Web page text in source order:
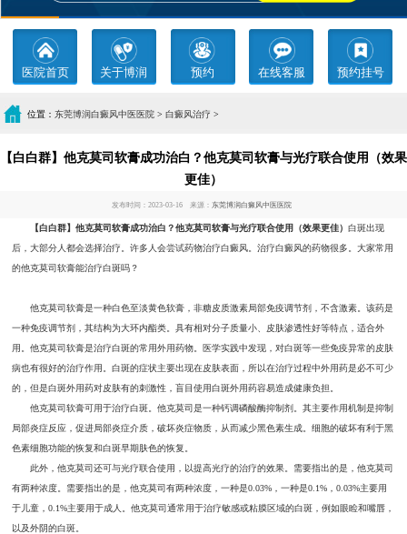
医院首页 关于博润 预约 在线客服 预约挂号
位置： 东莞博润白癜风中医医院 > 白癜风治疗 >
【白白群】他克莫司软膏成功治白？他克莫司软膏与光疗联合使用（效果
更佳）
发布时间：2023-03-16 来源： 东莞博润白癜风中医医院
【白白群】他克莫司软膏成功治白？他克莫司软膏与光疗联合使用（效果更佳）白斑出现
后，大部分人都会选择治疗。许多人会尝试药物治疗白癜风。治疗白癜风的药物很多。大家常用
的他克莫司软膏能治疗白斑吗？
他克莫司软膏是一种白色至淡黄色软膏，非糖皮质激素局部免疫调节剂，不含激素。该药是
一种免疫调节剂，其结构为大环内酯类。具有相对分子质量小、皮肤渗透性好等特点，适合外
用。他克莫司软膏是治疗白斑的常用外用药物。医学实践中发现，对白斑等一些免疫异常的皮肤
病也有很好的治疗作用。白斑的症状主要出现在皮肤表面，所以在治疗过程中外用药是必不可少
的，但是白斑外用药对皮肤有的刺激性，盲目使用白斑外用药容易造成健康负担。
他克莫司软膏可用于治疗白斑。他克莫司是一种钙调磷酸酶抑制剂。其主要作用机制是抑制
局部炎症反应，促进局部炎症介质，破坏炎症物质，从而减少黑色素生成。细胞的破坏有利于黑
色素细胞功能的恢复和白斑早期肤色的恢复。
此外，他克莫司还可与光疗联合使用，以提高光疗的治疗的效果。需要指出的是，他克莫司
有两种浓度。需要指出的是，他克莫司有两种浓度，一种是0.03%，一种是0.1%，0.03%主要用
于儿童，0.1%主要用于成人。他克莫司通常用于治疗敏感或粘膜区域的白斑，例如眼睑和嘴唇，
以及外阴的白斑。